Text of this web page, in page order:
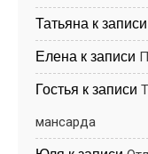
Татьяна к записи
Елена к записи
Гостья к записи
мансарда